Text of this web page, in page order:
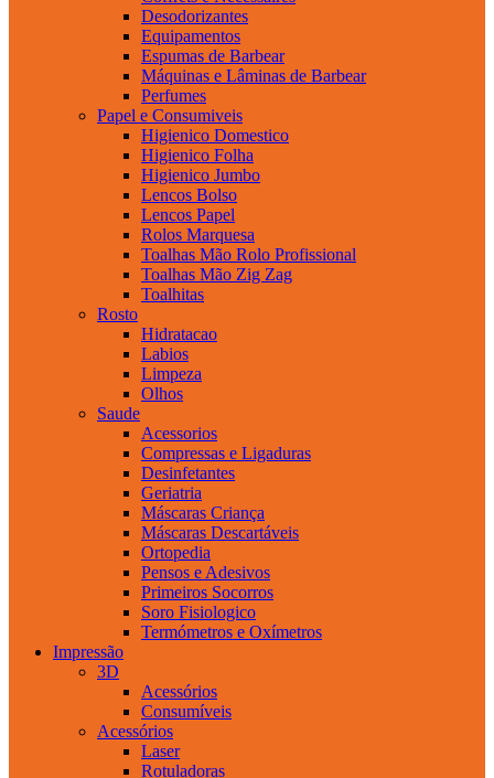
Desodorizantes
Equipamentos
Espumas de Barbear
Máquinas e Lâminas de Barbear
Perfumes
Papel e Consumiveis
Higienico Domestico
Higienico Folha
Higienico Jumbo
Lencos Bolso
Lencos Papel
Rolos Marquesa
Toalhas Mão Rolo Profissional
Toalhas Mão Zig Zag
Toalhitas
Rosto
Hidratacao
Labios
Limpeza
Olhos
Saude
Acessorios
Compressas e Ligaduras
Desinfetantes
Geriatria
Máscaras Criança
Máscaras Descartáveis
Ortopedia
Pensos e Adesivos
Primeiros Socorros
Soro Fisiologico
Termómetros e Oxímetros
Impressão
3D
Acessórios
Consumíveis
Acessórios
Laser
Rotuladoras